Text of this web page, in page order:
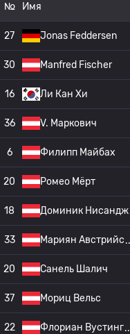
№ Имя
27 Jonas Feddersen
30 Manfred Fischer
16 Ли Кан Хи
36 V. Маркович
6 Филипп Майбах
20 Ромео Мёрт
18 Доминик Нисандж
33 Мариян Австрийс
20 Санель Шалич
37 Мориц Вельс
22 Флориан Вустинг